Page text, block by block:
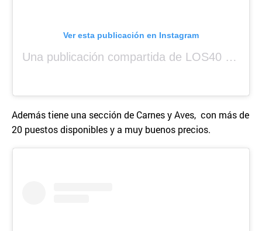
Ver esta publicación en Instagram
Una publicación compartida de LOS40 Panamá 🇵🇦 🎙️🎶 (@los40panama)
Además tiene una sección de Carnes y Aves, con más de
20 puestos disponibles y a muy buenos precios.